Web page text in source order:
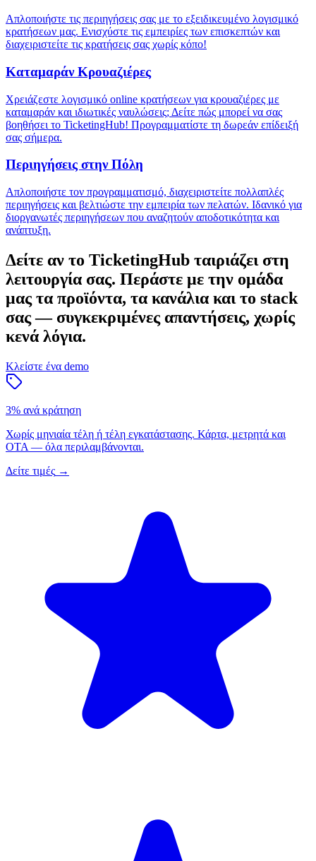
Απλοποιήστε τις περιηγήσεις σας με το εξειδικευμένο λογισμικό
κρατήσεων μας. Ενισχύστε τις εμπειρίες των επισκεπτών και
διαχειριστείτε τις κρατήσεις σας χωρίς κόπο!
Καταμαράν Κρουαζιέρες
Χρειάζεστε λογισμικό online κρατήσεων για κρουαζιέρες με
καταμαράν και ιδιωτικές ναυλώσεις; Δείτε πώς μπορεί να σας
βοηθήσει το TicketingHub! Προγραμματίστε τη δωρεάν επίδειξή
σας σήμερα.
Περιηγήσεις στην Πόλη
Απλοποιήστε τον προγραμματισμό, διαχειριστείτε πολλαπλές
περιηγήσεις και βελτιώστε την εμπειρία των πελατών. Ιδανικό για
διοργανωτές περιηγήσεων που αναζητούν αποδοτικότητα και
ανάπτυξη.
Δείτε αν το TicketingHub ταιριάζει στη
λειτουργία σας. Περάστε με την ομάδα
μας τα προϊόντα, τα κανάλια και το stack
σας — συγκεκριμένες απαντήσεις, χωρίς
κενά λόγια.
Κλείστε ένα demo
3% ανά κράτηση
Χωρίς μηνιαία τέλη ή τέλη εγκατάστασης. Κάρτα, μετρητά και
OTA — όλα περιλαμβάνονται.
Δείτε τιμές →